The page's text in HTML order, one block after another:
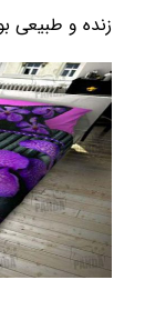
زنده و طبیعی